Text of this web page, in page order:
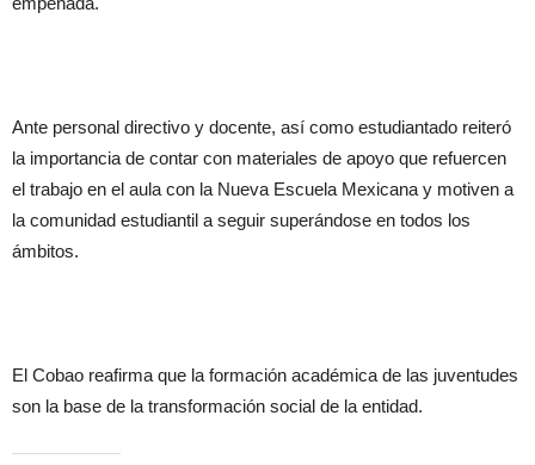
Ante personal directivo y docente, así como estudiantado reiteró
la importancia de contar con materiales de apoyo que refuercen
el trabajo en el aula con la Nueva Escuela Mexicana y motiven a
la comunidad estudiantil a seguir superándose en todos los
ámbitos.
El Cobao reafirma que la formación académica de las juventudes
son la base de la transformación social de la entidad.